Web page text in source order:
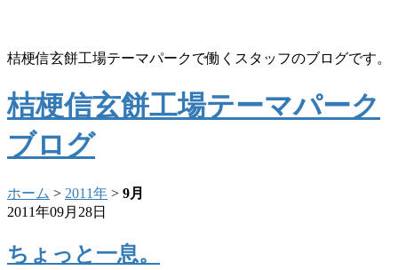
桔梗信玄餅工場テーマパークで働くスタッフのブログです。
桔梗信玄餅工場テーマパーク
ブログ
ホーム > 2011年 > 9月
2011年09月28日
ちょっと一息。